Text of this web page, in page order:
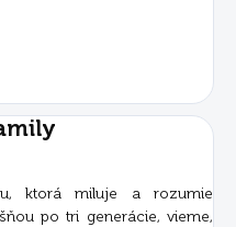
ktorá miluje a rozumie
po tri generácie, vieme,